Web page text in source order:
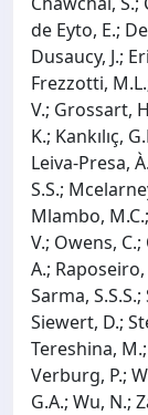
de Eyto, E.;
Dusaucy, J.;
Frezzotti,
V.; Grossart,
K.; Kankılıç,
Leiva-Presa,
S.S.;
Mlambo,
V.; Owens,
A.; Raposeiro,
Sarma,
Siewert, D.;
Tereshina,
Verburg, P.;
G.A.; Wu, N.;